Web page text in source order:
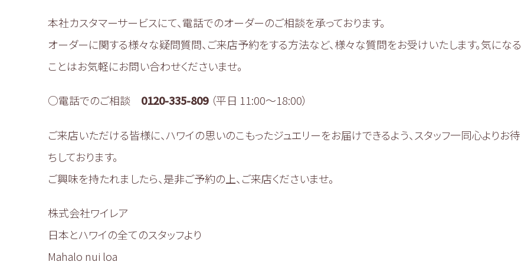
本社カスタマーサービスにて、電話でのオーダーのご相談を承っております。
オーダーに関する様々な疑問質問、ご来店予約をする方法など、様々な質問をお受けいたします。気になる
ことはお気軽にお問い合わせくださいませ。
○電話でのご相談 0120-335-809（平日 11:00〜18:00）
ご来店いただける皆様に、ハワイの思いのこもったジュエリーをお届けできるよう、スタッフ一同心よりお待
ちしております。
ご興味を持たれましたら、是非ご予約の上、ご来店くださいませ。
株式会社ワイレア
日本とハワイの全てのスタッフより
Mahalo nui loa